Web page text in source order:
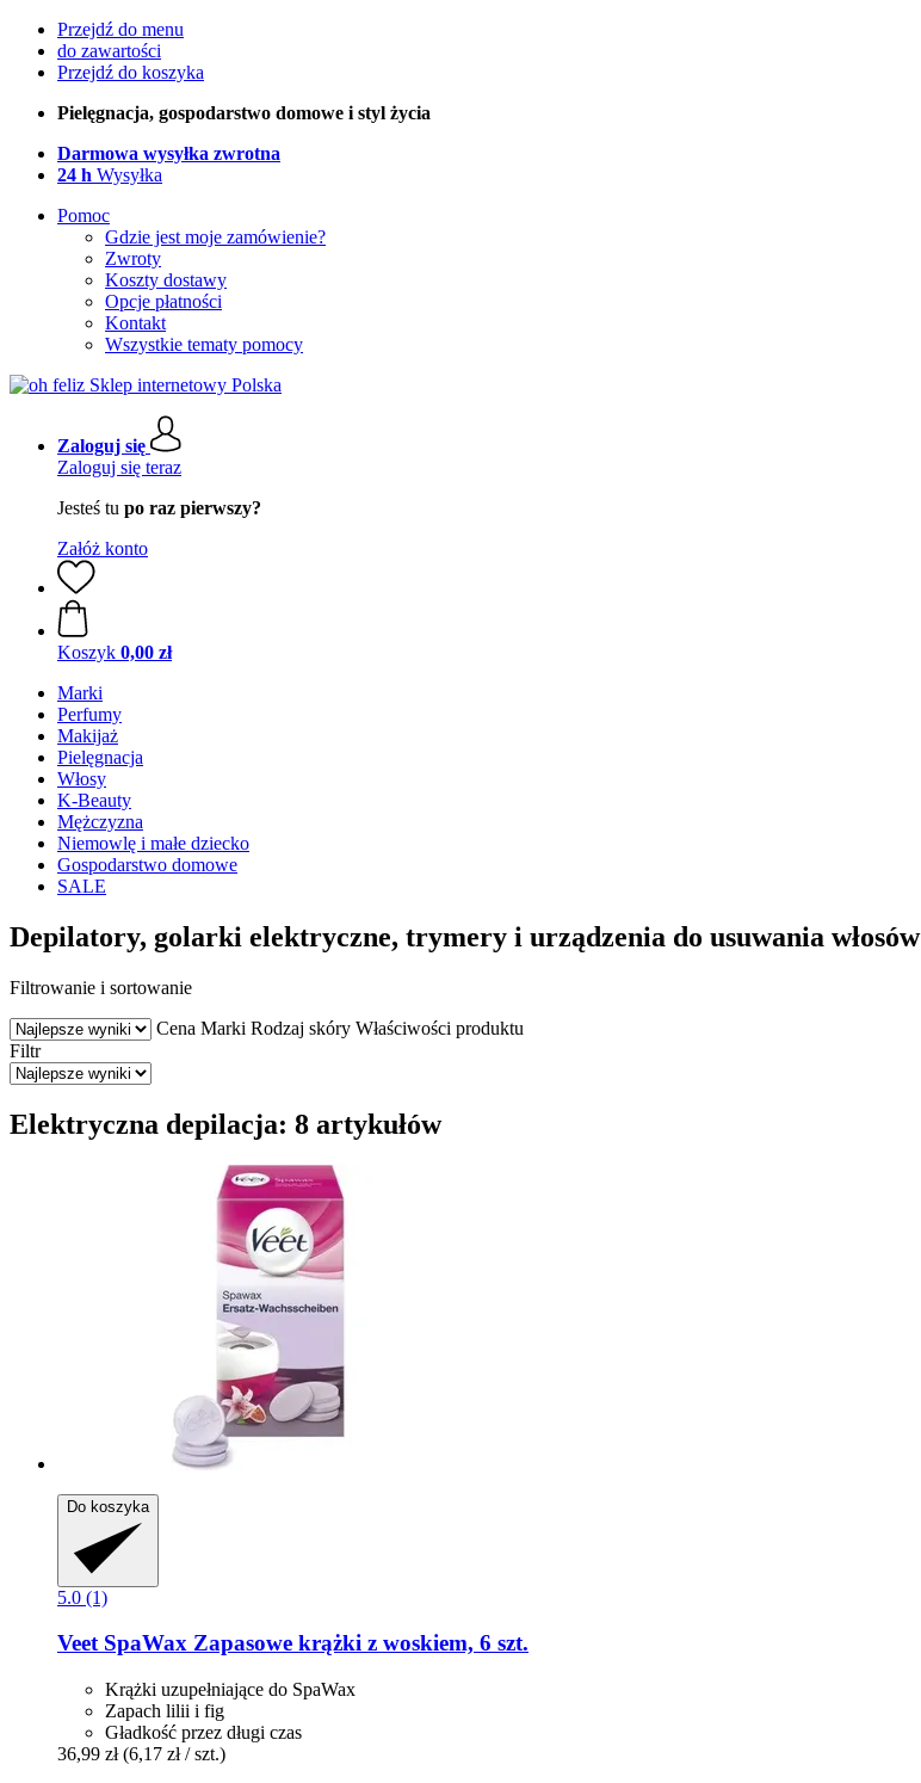
Przejdź do menu
do zawartości
Przejdź do koszyka
Pielęgnacja, gospodarstwo domowe i styl życia
Darmowa wysyłka zwrotna
24 h Wysyłka
Pomoc
Gdzie jest moje zamówienie?
Zwroty
Koszty dostawy
Opcje płatności
Kontakt
Wszystkie tematy pomocy
Zaloguj się
Zaloguj się teraz
Jesteś tu po raz pierwszy?
Załóż konto
Koszyk 0,00 zł
Marki
Perfumy
Makijaż
Pielęgnacja
Włosy
K-Beauty
Mężczyzna
Niemowlę i małe dziecko
Gospodarstwo domowe
SALE
Depilatory, golarki elektryczne, trymery i urządzenia do usuwania włosów
Filtrowanie i sortowanie
Cena Marki Rodzaj skóry Właściwości produktu
Filtr
Elektryczna depilacja: 8 artykułów
Do koszyka
5.0 (1)
VeetSpaWax Zapasowe krążki z woskiem, 6 szt.
Krążki uzupełniające do SpaWax
Zapach lilii i fig
Gładkość przez długi czas
36,99 zł (6,17 zł / szt.)